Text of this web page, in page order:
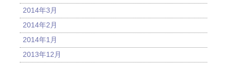
2014年3月
2014年2月
2014年1月
2013年12月